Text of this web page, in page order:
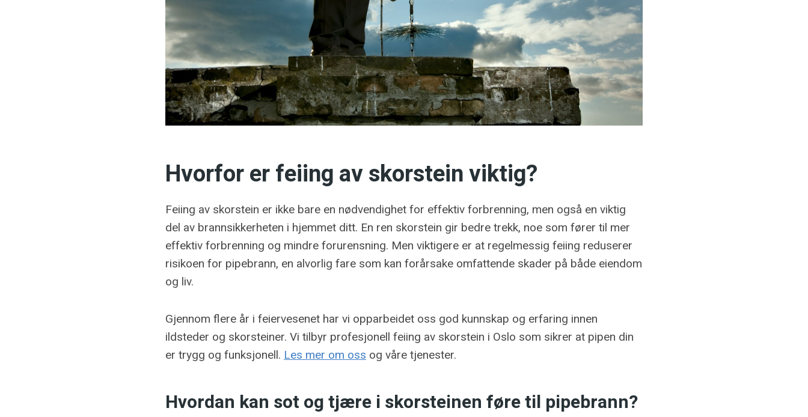
Hvorfor er feiing av skorstein viktig?
Feiing av skorstein er ikke bare en nødvendighet for effektiv forbrenning, men også en viktig
del av brannsikkerheten i hjemmet ditt. En ren skorstein gir bedre trekk, noe som fører til mer
effektiv forbrenning og mindre forurensning. Men viktigere er at regelmessig feiing reduserer
risikoen for pipebrann, en alvorlig fare som kan forårsake omfattende skader på både eiendom
og liv.
Gjennom flere år i feiervesenet har vi opparbeidet oss god kunnskap og erfaring innen
ildsteder og skorsteiner. Vi tilbyr profesjonell feiing av skorstein i Oslo som sikrer at pipen din
er trygg og funksjonell. Les mer om oss og våre tjenester.
Hvordan kan sot og tjære i skorsteinen føre til pipebrann?